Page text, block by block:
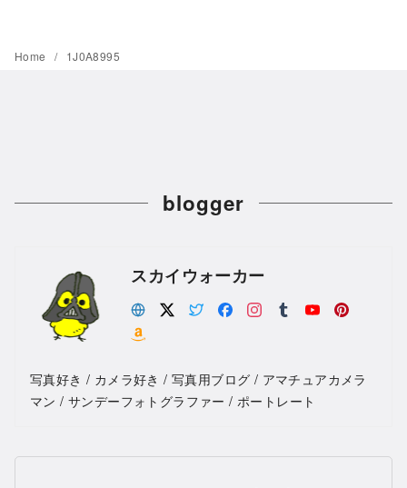
Home 1J0A8995
blogger
スカイウォーカー
写真好き / カメラ好き / 写真用ブログ / アマチュアカメラ
マン / サンデーフォトグラファー / ポートレート